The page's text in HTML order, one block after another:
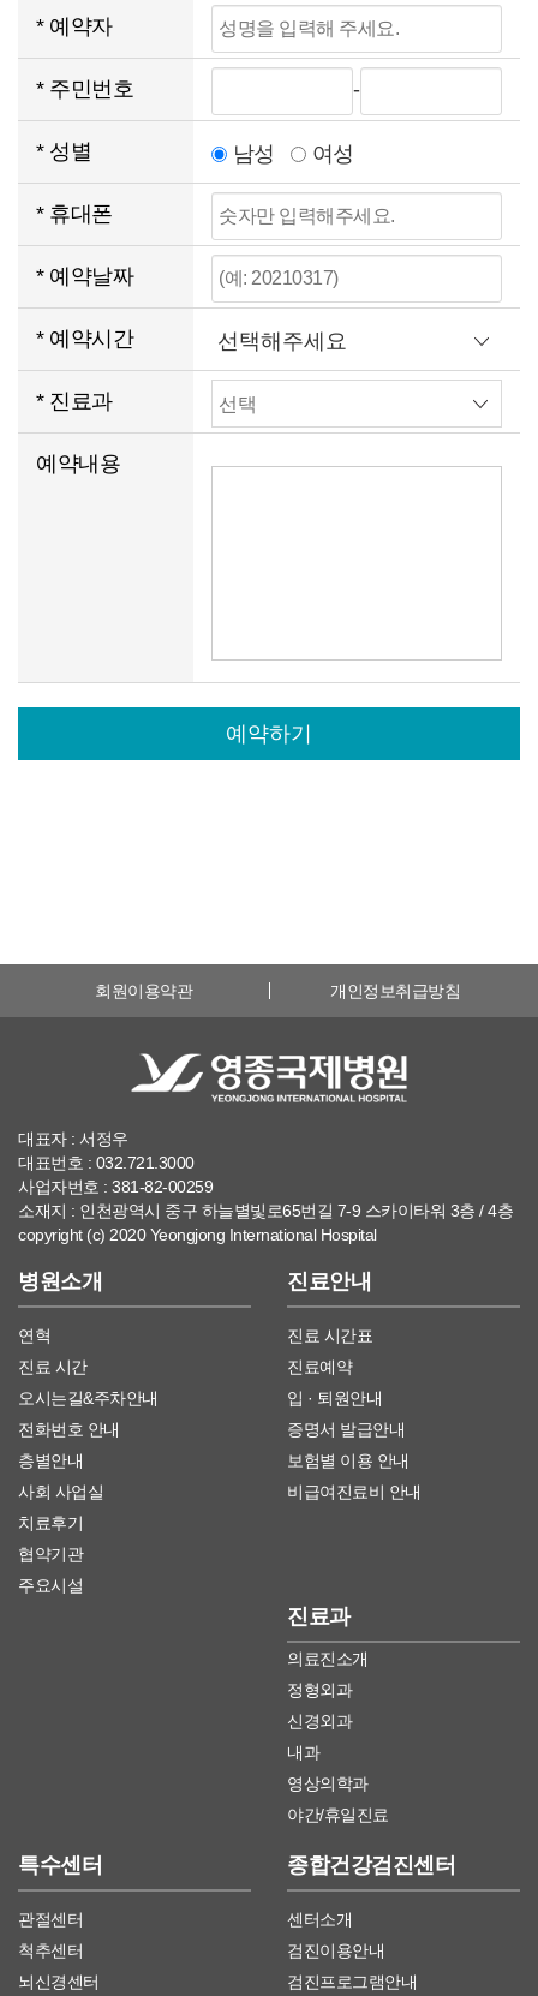
의
내
용
* 예약자
성
명
을
입
력
해
주
세
요.
* 주민번호
호
를
입
력
주
-
* 성별 남성 여성
* 휴대폰
휴
대
폰
번
호
를
입
요.
* 예약날짜
예
짜
요.
* 예약시간
* 진료과
예약내용
예
회원이용약관 개인정보취급방침
대표자 : 서정우
대표번호 : 032.721.3000
사업자번호 : 381-82-00259
소재지 : 인천광역시 중구 하늘별빛로65번길 7-9 스카이타워 3층 / 4층
copyright (c) 2020 Yeongjong International Hospital
병원소개
연혁
진료 시간
오시는길&주차안내
전화번호 안내
층별안내
사회 사업실
치료후기
협약기관
주요시설
진료안내
진료 시간표
진료예약
입 · 퇴원안내
증명서 발급안내
보험별 이용 안내
비급여진료비 안내
진료과
의료진소개
정형외과
신경외과
내과
영상의학과
야간/휴일진료
특수센터
관절센터
척추센터
뇌신경센터
종합건강검진센터
센터소개
검진이용안내
검진프로그램안내